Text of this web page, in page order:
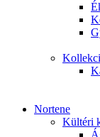
Nortene
Kültéri